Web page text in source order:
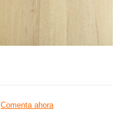
Comenta ahora